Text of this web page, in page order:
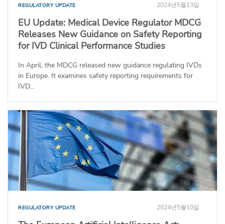
REGULATORY UPDATE 2024년5월13일
EU Update: Medical Device Regulator MDCG
Releases New Guidance on Safety Reporting
for IVD Clinical Performance Studies
In April, the MDCG released new guidance regulating IVDs
in Europe. It examines safety reporting requirements for
IVD...
REGULATORY UPDATE 2024년5월10일